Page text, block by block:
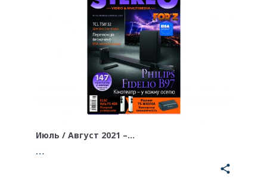
Июль / Август 2021 –…
…
share